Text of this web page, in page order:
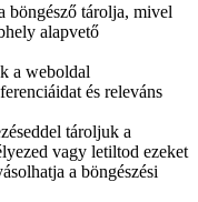
böngésző tárolja, mivel
alapvető
a weboldal
és releváns
tároljuk a
vagy letiltod ezeket
a böngészési